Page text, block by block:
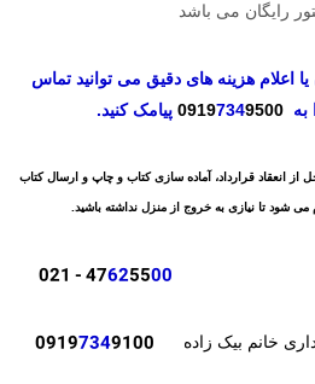
رایگان می باشد
اعلام هزینه های دقیق می توانید تماس
09197349500 پیامک کنید.
از انعقاد قرارداد، آماده سازی کتاب و چاپ و ارسال کتاب
شود تا نیازی به خروج از منزل نداشته باشید.
ویژه) 47625500
- 021
خانم بیک زاده 09197349100